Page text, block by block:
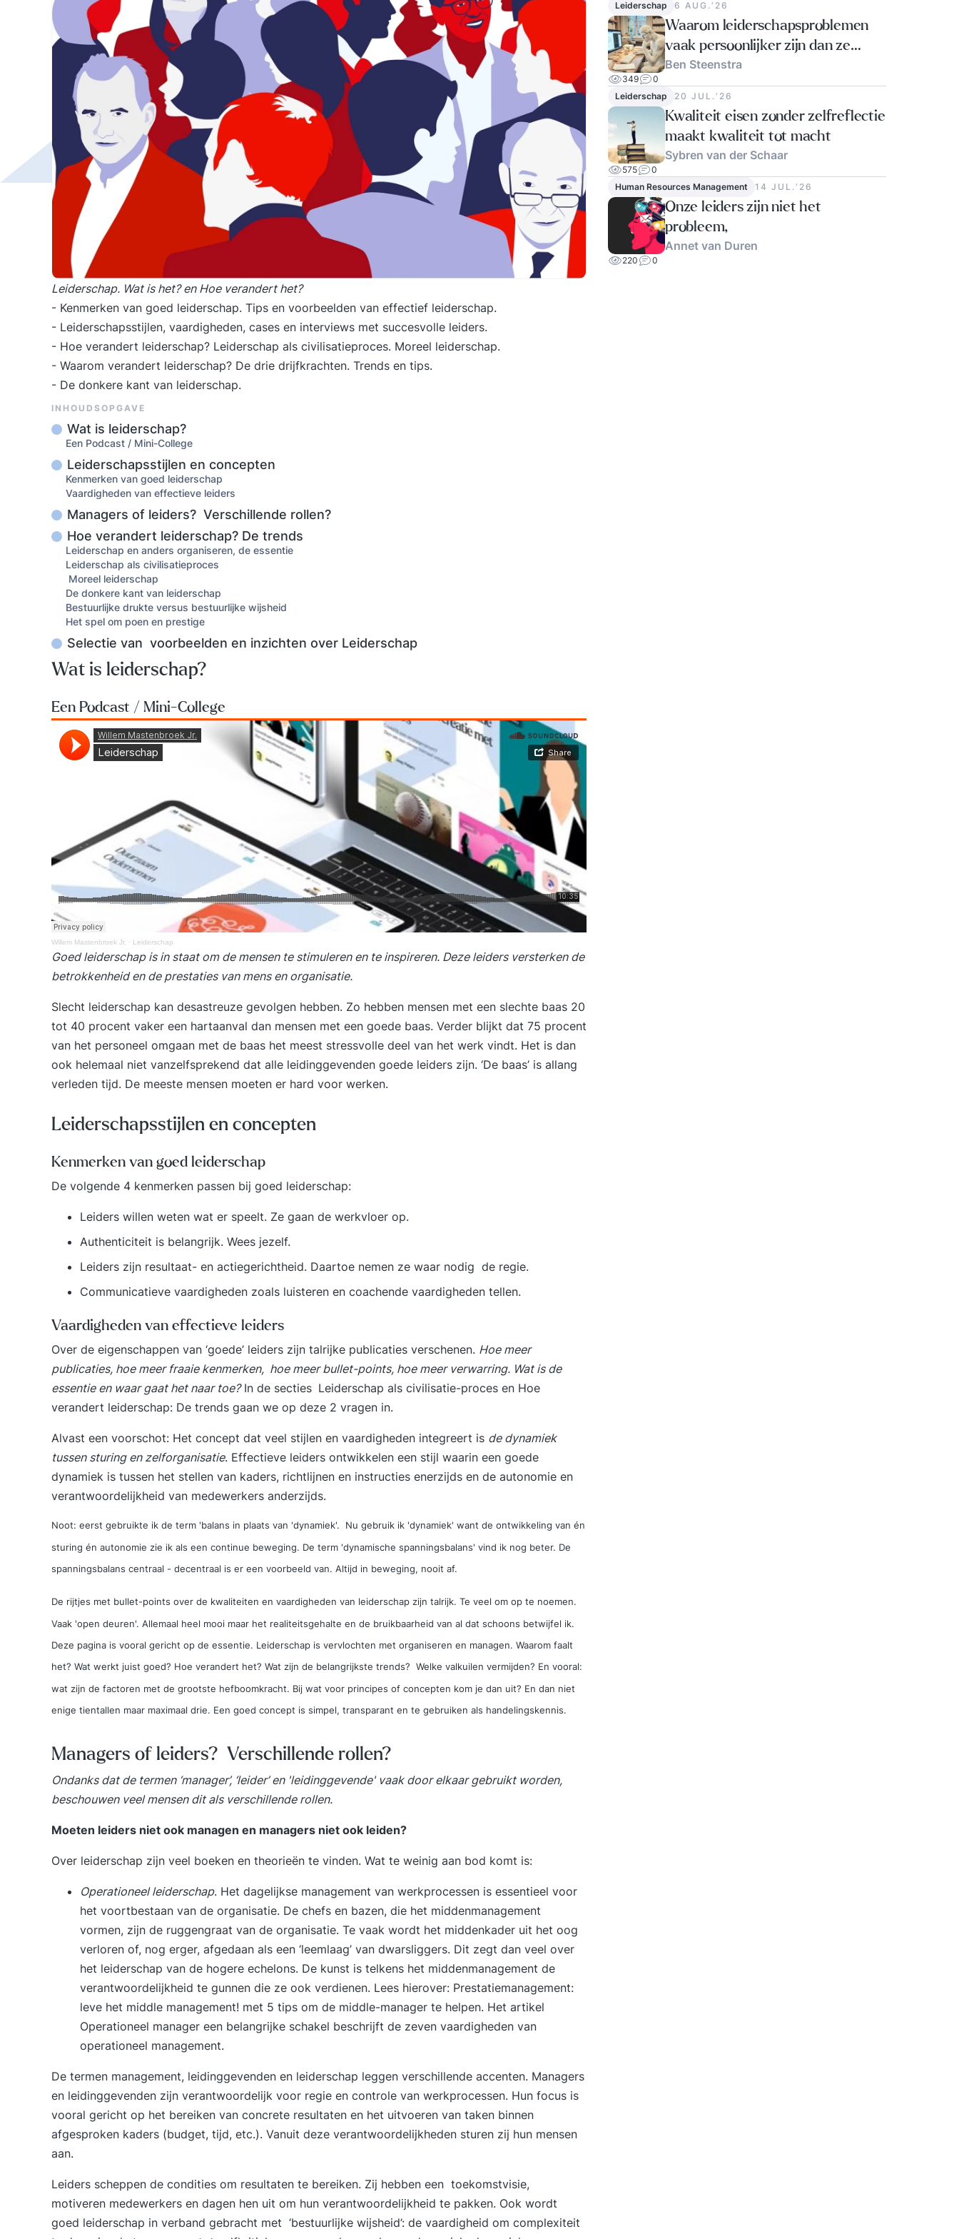
Leiderschap. Wat is het? en Hoe verandert het?
- Kenmerken van goed leiderschap. Tips en voorbeelden van effectief leiderschap.
- Leiderschapsstijlen, vaardigheden, cases en interviews met succesvolle leiders.
- Hoe verandert leiderschap? Leiderschap als civilisatieproces. Moreel leiderschap.
- Waarom verandert leiderschap? De drie drijfkrachten. Trends en tips.
- De donkere kant van leiderschap.
INHOUDSOPGAVE
Wat is leiderschap?
Een Podcast / Mini-College
Leiderschapsstijlen en concepten
Kenmerken van goed leiderschap
Vaardigheden van effectieve leiders
Managers of leiders? Verschillende rollen?
Hoe verandert leiderschap? De trends
Leiderschap en anders organiseren, de essentie
Leiderschap als civilisatieproces
Moreel leiderschap
De donkere kant van leiderschap
Bestuurlijke drukte versus bestuurlijke wijsheid
Het spel om poen en prestige
Selectie van voorbeelden en inzichten over Leiderschap
Wat is leiderschap?
Een Podcast / Mini-College
Willem Mastenbroek Jr. · Leiderschap
Goed leiderschap is in staat om de mensen te stimuleren en te inspireren. Deze leiders versterken de
betrokkenheid en de prestaties van mens en organisatie.
Slecht leiderschap kan desastreuze gevolgen hebben. Zo hebben mensen met een slechte baas 20
tot 40 procent vaker een hartaanval dan mensen met een goede baas. Verder blijkt dat 75 procent
van het personeel omgaan met de baas het meest stressvolle deel van het werk vindt. Het is dan
ook helemaal niet vanzelfsprekend dat alle leidinggevenden goede leiders zijn. ‘De baas’ is allang
verleden tijd. De meeste mensen moeten er hard voor werken.
Leiderschapsstijlen en concepten
Kenmerken van goed leiderschap
De volgende 4 kenmerken passen bij goed leiderschap:
Leiders willen weten wat er speelt. Ze gaan de werkvloer op.
Authenticiteit is belangrijk. Wees jezelf.
Leiders zijn resultaat- en actiegerichtheid. Daartoe nemen ze waar nodig de regie.
Communicatieve vaardigheden zoals luisteren en coachende vaardigheden tellen.
Vaardigheden van effectieve leiders
Over de eigenschappen van ‘goede’ leiders zijn talrijke publicaties verschenen. Hoe meer
publicaties, hoe meer fraaie kenmerken, hoe meer bullet-points, hoe meer verwarring. Wat is de
essentie en waar gaat het naar toe?In de secties Leiderschap als civilisatie-proces en Hoe
verandert leiderschap: De trends gaan we op deze 2 vragen in.
Alvast een voorschot: Het concept dat veel stijlen en vaardigheden integreert is de dynamiek
tussen sturing en zelforganisatie. Effectieve leiders ontwikkelen een stijl waarin een goede
dynamiek is tussen het stellen van kaders, richtlijnen en instructies enerzijds en de autonomie en
verantwoordelijkheid van medewerkers anderzijds.
Noot: eerst gebruikte ik de term 'balans in plaats van 'dynamiek'. Nu gebruik ik 'dynamiek' want de ontwikkeling van én
sturing én autonomie zie ik als een continue beweging. De term 'dynamische spanningsbalans' vind ik nog beter. De
spanningsbalans centraal - decentraal is er een voorbeeld van. Altijd in beweging, nooit af.
De rijtjes met bullet-points over de kwaliteiten en vaardigheden van leiderschap zijn talrijk. Te veel om op te noemen.
Vaak 'open deuren'. Allemaal heel mooi maar het realiteitsgehalte en de bruikbaarheid van al dat schoons betwijfel ik.
Deze pagina is vooral gericht op de essentie. Leiderschap is vervlochten met organiseren en managen. Waarom faalt
het? Wat werkt juist goed? Hoe verandert het? Wat zijn de belangrijkste trends? Welke valkuilen vermijden? En vooral:
wat zijn de factoren met de grootste hefboomkracht. Bij wat voor principes of concepten kom je dan uit? En dan niet
enige tientallen maar maximaal drie. Een goed concept is simpel, transparant en te gebruiken als handelingskennis.
Managers of leiders? Verschillende rollen?
Ondanks dat de termen ‘manager’, ‘leider’ en 'leidinggevende' vaak door elkaar gebruikt worden,
beschouwen veel mensen dit als verschillende rollen.
Moeten leiders niet ook managen en managers niet ook leiden?
Over leiderschap zijn veel boeken en theorieën te vinden. Wat te weinig aan bod komt is:
Operationeel leiderschap. Het dagelijkse management van werkprocessen is essentieel voor
het voortbestaan van de organisatie. De chefs en bazen, die het middenmanagement
vormen, zijn de ruggengraat van de organisatie. Te vaak wordt het middenkader uit het oog
verloren of, nog erger, afgedaan als een ‘leemlaag’ van dwarsliggers. Dit zegt dan veel over
het leiderschap van de hogere echelons. De kunst is telkens het middenmanagement de
verantwoordelijkheid te gunnen die ze ook verdienen. Lees hierover: Prestatiemanagement:
leve het middle management! met 5 tips om de middle-manager te helpen. Het artikel
Operationeel manager een belangrijke schakel beschrijft de zeven vaardigheden van
operationeel management.
De termen management, leidinggevenden en leiderschap leggen verschillende accenten. Managers
en leidinggevenden zijn verantwoordelijk voor regie en controle van werkprocessen. Hun focus is
vooral gericht op het bereiken van concrete resultaten en het uitvoeren van taken binnen
afgesproken kaders (budget, tijd, etc.). Vanuit deze verantwoordelijkheden sturen zij hun mensen
aan.
Leiders scheppen de condities om resultaten te bereiken. Zij hebben een toekomstvisie,
motiveren medewerkers en dagen hen uit om hun verantwoordelijkheid te pakken. Ook wordt
goed leiderschap in verband gebracht met ‘bestuurlijke wijsheid’: de vaardigheid om complexiteit
Leiderschap 6 AUG.‘26
Waarom leiderschapsproblemen
vaak persoonlijker zijn dan ze
lijken
Ben Steenstra
349
0
Leiderschap
20 JUL.‘26
Kwaliteit eisen zonder zelfreflectie
maakt kwaliteit tot macht
Sybren van der Schaar
575
0
Human Resources Management
14 JUL.‘26
Onze leiders zijn niet het
probleem,
Annet van Duren
220 0